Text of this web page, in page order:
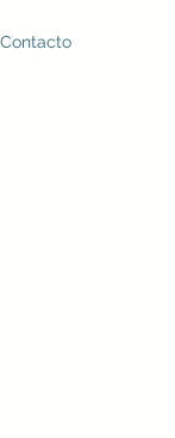
Contacto